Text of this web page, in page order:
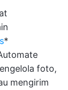
*
foto,
mengirim